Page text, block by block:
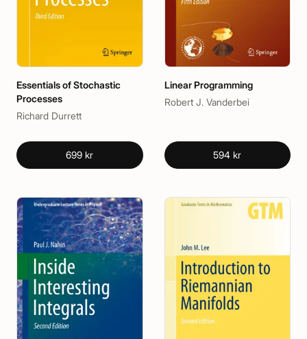
Essentials of Stochastic
Processes
Richard Durrett
699 kr
Linear Programming
Robert J. Vanderbei
594 kr